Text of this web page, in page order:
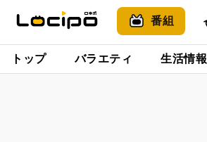
番組
トップ バラエティ 生活情報